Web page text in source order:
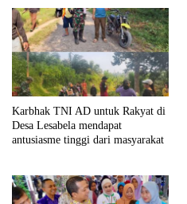
Karbhak TNI AD untuk Rakyat di
Desa Lesabela mendapat
antusiasme tinggi dari masyarakat